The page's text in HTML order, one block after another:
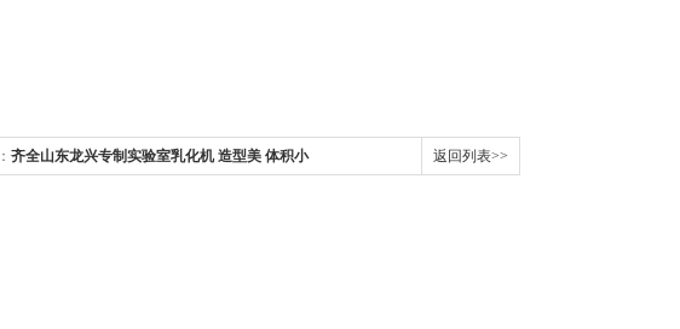
齐全山东龙兴专制实验室乳化机 造型美 体积小 返回列表>>